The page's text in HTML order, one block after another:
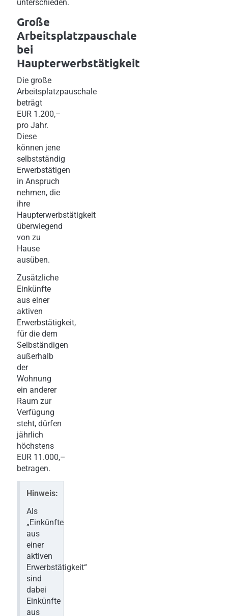
unterschieden.
Große
Arbeitsplatzpauschale
bei
Haupterwerbstätigkeit
Die große
Arbeitsplatzpauschale
beträgt
EUR 1.200,–
pro Jahr.
Diese
können jene
selbstständig
Erwerbstätigen
in Anspruch
nehmen, die
ihre
Haupterwerbstätigkeit
überwiegend
von zu
Hause
ausüben.
Zusätzliche
Einkünfte
aus einer
aktiven
Erwerbstätigkeit,
für die dem
Selbständigen
außerhalb
der
Wohnung
ein anderer
Raum zur
Verfügung
steht, dürfen
jährlich
höchstens
EUR 11.000,–
betragen.
Hinweis:
Als
„Einkünfte
aus
einer
aktiven
Erwerbstätigkeit“
sind
dabei
Einkünfte
aus